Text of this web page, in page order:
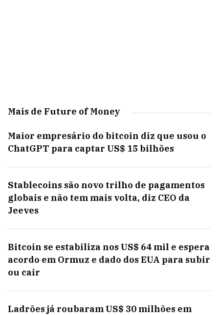
Mais de Future of Money
Maior empresário do bitcoin diz que usou o
ChatGPT para captar US$ 15 bilhões
Stablecoins são novo trilho de pagamentos
globais e não tem mais volta, diz CEO da
Jeeves
Bitcoin se estabiliza nos US$ 64 mil e espera
acordo em Ormuz e dado dos EUA para subir
ou cair
Ladrões já roubaram US$ 30 milhões em